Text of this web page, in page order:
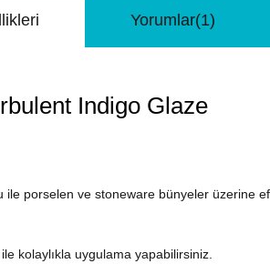
Yorumlar(1)
Indigo Glaze
ile porselen ve stoneware bünyeler üzerine
kolaylıkla uygulama yapabilirsiniz.